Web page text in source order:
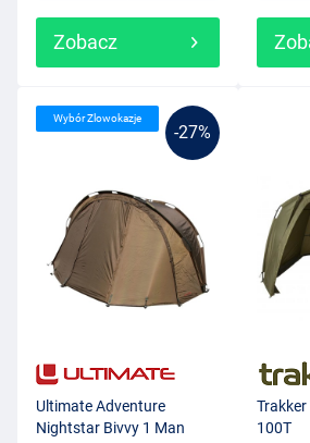
Zobacz
-27%
Wybór Zlowokazje
Ultimate Adventure
Nightstar Bivvy 1 Man
100T